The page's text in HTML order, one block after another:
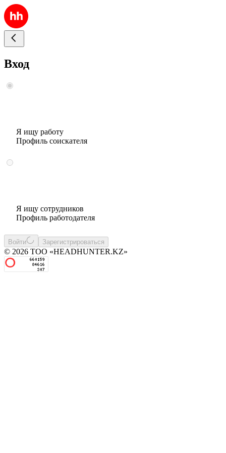
Вход
Я ищу работу
Профиль соискателя
Я ищу сотрудников
Профиль работодателя
Войти Зарегистрироваться
© 2026 ТОО «HEADHUNTER.KZ»